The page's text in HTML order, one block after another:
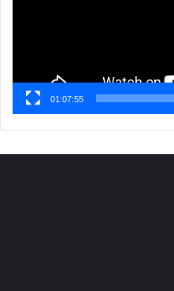
01:07:55